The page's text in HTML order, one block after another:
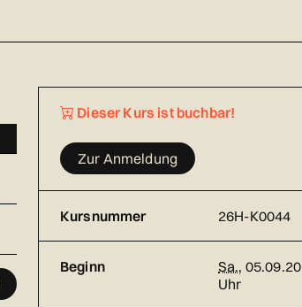
Dieser Kurs ist buchbar!
Zur Anmeldung
Kursnummer 26H-K0044
Beginn Sa.,
Uhr